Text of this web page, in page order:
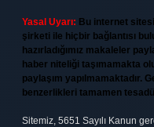
Yasal Uyarı: Bu internet
şirketi ile hiçbir bağlantısı
hazırladığımız makaleler
haber niteliği taşımamakta
paylaşım yapılmamaktadır.
benzerlikleri tamamen
Sitemiz, 5651 Sayılı Kanun